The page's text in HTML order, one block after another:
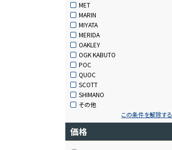
MET
MARIN
MIYATA
MERIDA
OAKLEY
OGK KABUTO
POC
QUOC
SCOTT
SHIMANO
その他
この条件を解除する
価格